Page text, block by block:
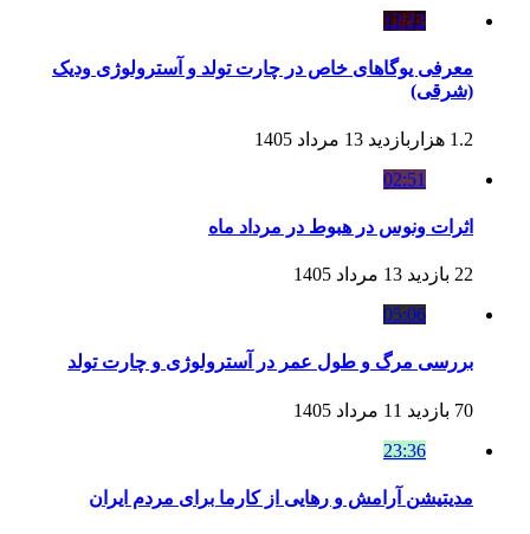
12:12
معرفی یوگاهای خاص در چارت تولد و آسترولوژی ودیک
(شرقی)
1.2 هزاربازدید
13 مرداد 1405
02:51
اثرات ونوس در هبوط در مرداد ماه
22 بازدید
13 مرداد 1405
05:06
بررسی مرگ و طول عمر در آسترولوژی و چارت تولد
70 بازدید
11 مرداد 1405
23:36
مدیتیشن آرامش و رهایی از کارما برای مردم ایران